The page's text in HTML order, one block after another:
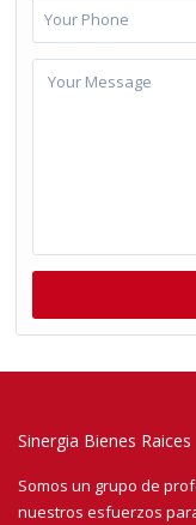
Sinergia Bienes Raices
Somos un grupo de
nuestros esfuerzos